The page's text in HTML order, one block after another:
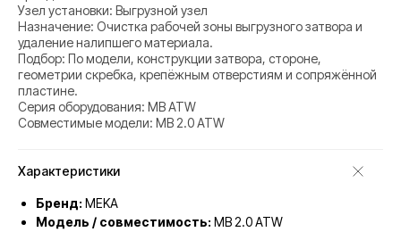
Узел установки: Выгрузной узел
Назначение: Очистка рабочей зоны выгрузного затвора и
удаление налипшего материала.
Подбор: По модели, конструкции затвора, стороне,
геометрии скребка, крепёжным отверстиям и сопряжённой
пластине.
Серия оборудования: MB ATW
Совместимые модели: MB 2.0 ATW
Характеристики
Бренд: MEKA
Модель / совместимость: MB 2.0 ATW